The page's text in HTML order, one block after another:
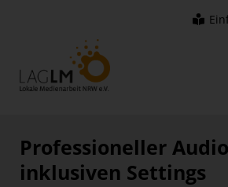
Professioneller
inklusiven Settings